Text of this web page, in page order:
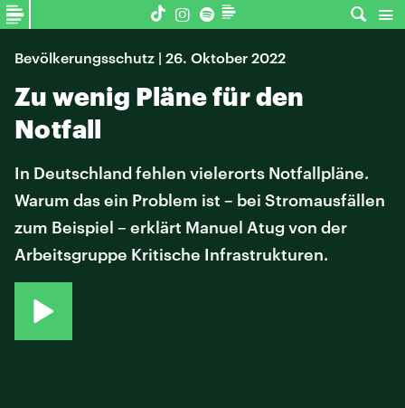
Bevölkerungsschutz | 26. Oktober 2022
Zu wenig Pläne für den
Notfall
In Deutschland fehlen vielerorts Notfallpläne.
Warum das ein Problem ist – bei Stromausfällen
zum Beispiel – erklärt Manuel Atug von der
Arbeitsgruppe Kritische Infrastrukturen.